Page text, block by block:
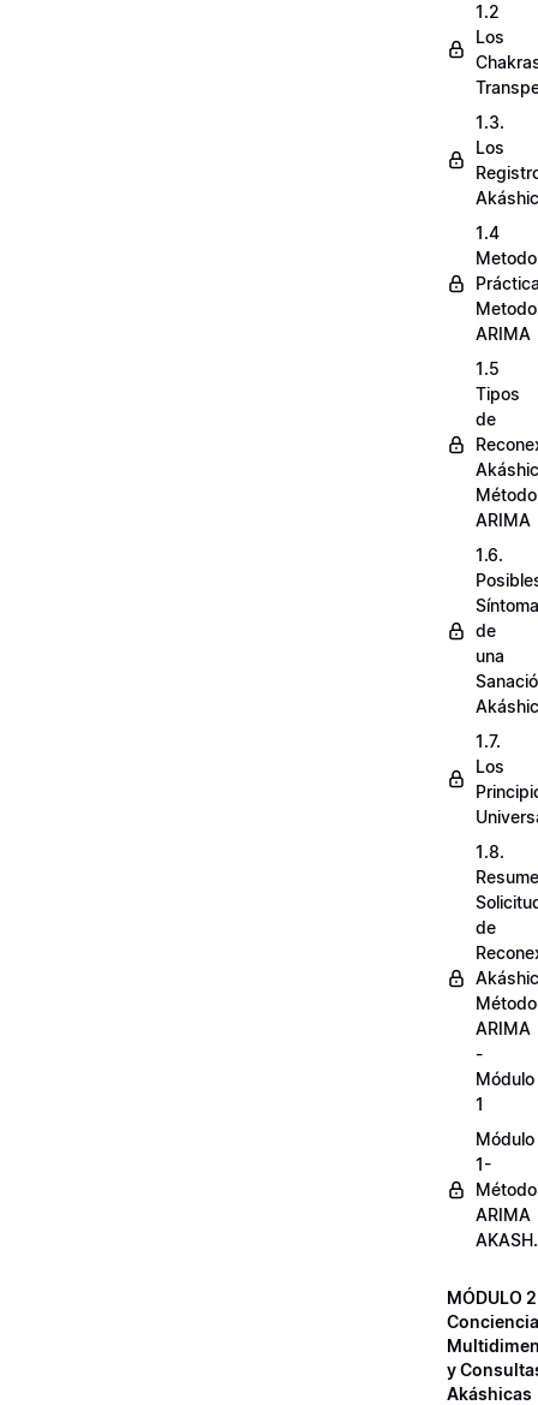
1.2
Los
1.3.
Los
1.4
Metodo
ARIMA
1.5
Tipos
de
Método
ARIMA
1.6.
de
una
1.7.
Los
1.8.
de
Método
ARIMA
-
Módulo
1
Módulo
1-
Método
ARIMA
MÓDULO
Conciencia
y
Akáshicas